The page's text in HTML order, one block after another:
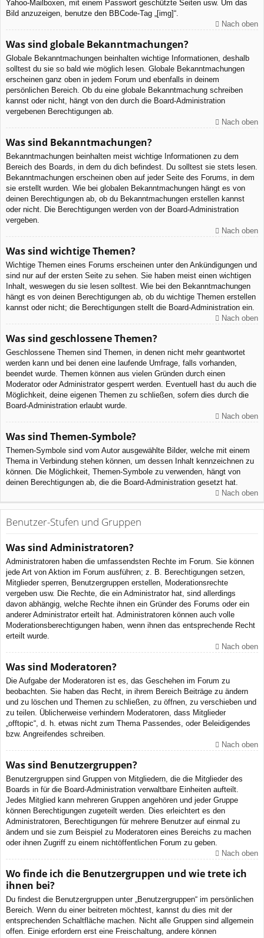
Yahoo-Mailboxen, mit einem Passwort geschützte Seiten usw. Um das
Bild anzuzeigen, benutze den BBCode-Tag „[img]“.
Nach oben
Was sind globale Bekanntmachungen?
Globale Bekanntmachungen beinhalten wichtige Informationen, deshalb
solltest du sie so bald wie möglich lesen. Globale Bekanntmachungen
erscheinen ganz oben in jedem Forum und ebenfalls in deinem
persönlichen Bereich. Ob du eine globale Bekanntmachung schreiben
kannst oder nicht, hängt von den durch die Board-Administration
vergebenen Berechtigungen ab.
Nach oben
Was sind Bekanntmachungen?
Bekanntmachungen beinhalten meist wichtige Informationen zu dem
Bereich des Boards, in dem du dich befindest. Du solltest sie stets lesen.
Bekanntmachungen erscheinen oben auf jeder Seite des Forums, in dem
sie erstellt wurden. Wie bei globalen Bekanntmachungen hängt es von
deinen Berechtigungen ab, ob du Bekanntmachungen erstellen kannst
oder nicht. Die Berechtigungen werden von der Board-Administration
vergeben.
Nach oben
Was sind wichtige Themen?
Wichtige Themen eines Forums erscheinen unter den Ankündigungen und
sind nur auf der ersten Seite zu sehen. Sie haben meist einen wichtigen
Inhalt, weswegen du sie lesen solltest. Wie bei den Bekanntmachungen
hängt es von deinen Berechtigungen ab, ob du wichtige Themen erstellen
kannst oder nicht; die Berechtigungen stellt die Board-Administration ein.
Nach oben
Was sind geschlossene Themen?
Geschlossene Themen sind Themen, in denen nicht mehr geantwortet
werden kann und bei denen eine laufende Umfrage, falls vorhanden,
beendet wurde. Themen können aus vielen Gründen durch einen
Moderator oder Administrator gesperrt werden. Eventuell hast du auch die
Möglichkeit, deine eigenen Themen zu schließen, sofern dies durch die
Board-Administration erlaubt wurde.
Nach oben
Was sind Themen-Symbole?
Themen-Symbole sind vom Autor ausgewählte Bilder, welche mit einem
Thema in Verbindung stehen können, um dessen Inhalt kennzeichnen zu
können. Die Möglichkeit, Themen-Symbole zu verwenden, hängt von
deinen Berechtigungen ab, die die Board-Administration gesetzt hat.
Nach oben
Benutzer-Stufen und Gruppen
Was sind Administratoren?
Administratoren haben die umfassendsten Rechte im Forum. Sie können
jede Art von Aktion im Forum ausführen; z. B. Berechtigungen setzen,
Mitglieder sperren, Benutzergruppen erstellen, Moderationsrechte
vergeben usw. Die Rechte, die ein Administrator hat, sind allerdings
davon abhängig, welche Rechte ihnen ein Gründer des Forums oder ein
anderer Administrator erteilt hat. Administratoren können auch volle
Moderationsberechtigungen haben, wenn ihnen das entsprechende Recht
erteilt wurde.
Nach oben
Was sind Moderatoren?
Die Aufgabe der Moderatoren ist es, das Geschehen im Forum zu
beobachten. Sie haben das Recht, in ihrem Bereich Beiträge zu ändern
und zu löschen und Themen zu schließen, zu öffnen, zu verschieben und
zu teilen. Üblicherweise verhindern Moderatoren, dass Mitglieder
„offtopic“, d. h. etwas nicht zum Thema Passendes, oder Beleidigendes
bzw. Angreifendes schreiben.
Nach oben
Was sind Benutzergruppen?
Benutzergruppen sind Gruppen von Mitgliedern, die die Mitglieder des
Boards in für die Board-Administration verwaltbare Einheiten aufteilt.
Jedes Mitglied kann mehreren Gruppen angehören und jeder Gruppe
können Berechtigungen zugeteilt werden. Dies erleichtert es den
Administratoren, Berechtigungen für mehrere Benutzer auf einmal zu
ändern und sie zum Beispiel zu Moderatoren eines Bereichs zu machen
oder ihnen Zugriff zu einem nichtöffentlichen Forum zu geben.
Nach oben
Wo finde ich die Benutzergruppen und wie trete ich
ihnen bei?
Du findest die Benutzergruppen unter „Benutzergruppen“ im persönlichen
Bereich. Wenn du einer beitreten möchtest, kannst du dies mit der
entsprechenden Schaltfläche machen. Nicht alle Gruppen sind allgemein
offen. Einige erfordern erst eine Freischaltung, andere können